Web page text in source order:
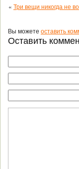
« Три вещи никогда не
Вы можете оставить
Оставить